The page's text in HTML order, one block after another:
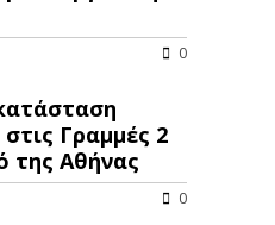
0
Γραμμές 2
της Αθήνας
0